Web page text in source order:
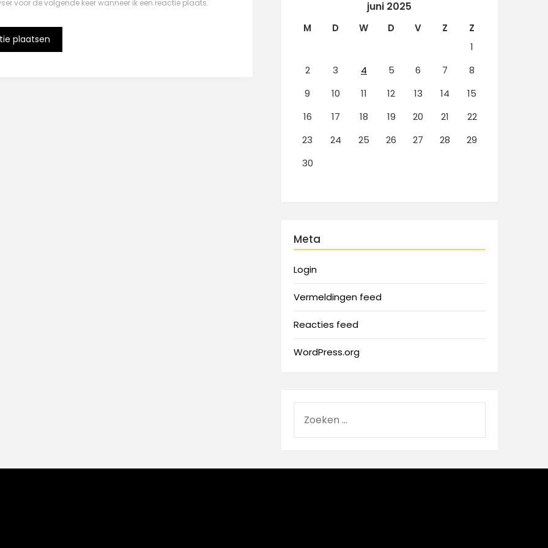
voor de volgende keer wanneer ik een reactie plaats. juni 2025
M D W D V Z
Z
1
2
3 4 5 6 7
8
9
10 11 12 13 14
15
16
17 18 19 20 21
22
23
24 25 26 27 28
29
30
Meta
Login
Vermeldingen feed
Reacties feed
WordPress.org